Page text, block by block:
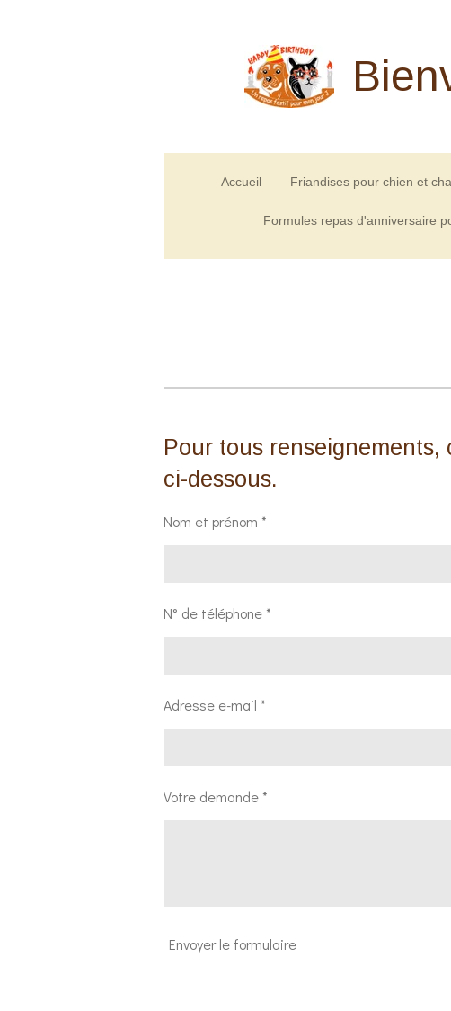
Accueil Friandises pour chien et
Formules repas d'anniversaire
Pour tous
ci-dessous.
Nom et prénom *
N° de téléphone *
Adresse e-mail *
Votre demande *
Envoyer le formulaire